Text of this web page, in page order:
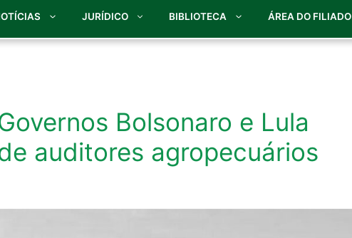
JURÍDICO BIBLIOTECA ÁREA DO FILIADO
Bolsonaro e Lula
auditores agropecuários